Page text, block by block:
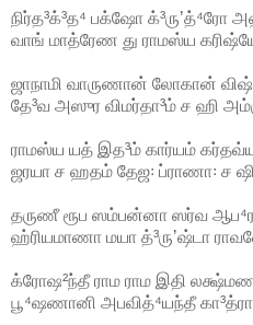
நிர்த³க்³த⁴ பக்ஷோ க்³ருʼத்⁴ரோ
வாங் மாத்ரேண து ராமஸ்ய
ஜாநாமி வாருணான் லோகான்
தே³வ அஸுர விமர்தா³ம் ச ஹி
ராமஸ்ய யத் இத³ம் கார்யம்
ஜரயா ச ஹதம் தேஜ꞉ ப்ராணா꞉ ச
தருணீ ரூப ஸம்பன்னா ஸர்வ
ஹ்ரியமாணா மயா த்³ருʼஷ்டா
க்ரோஷ²ந்தீ ராம ராம இதி லக்ஷ்மண
பூ⁴ஷணானி அபவித்⁴யந்தீ